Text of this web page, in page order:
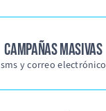
CAMPAÑAS MASIVAS
sms y correo electrónico